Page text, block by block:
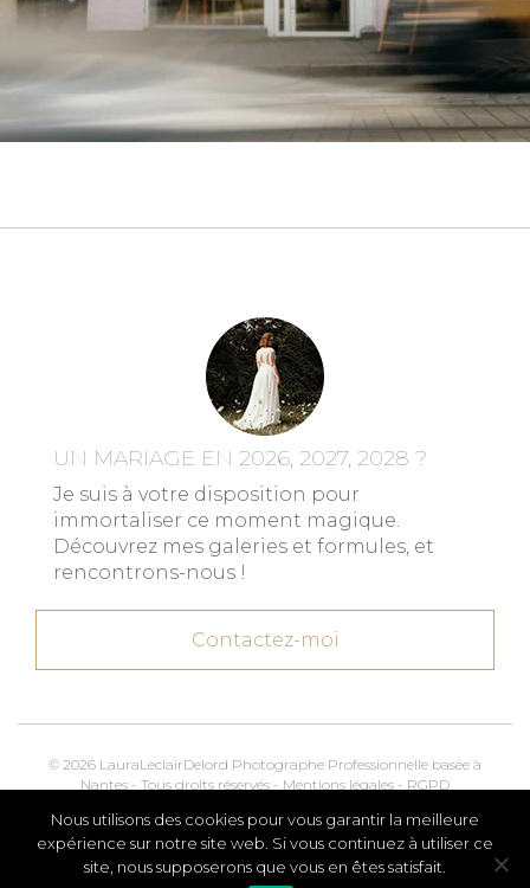
UN MARIAGE EN 2026, 2027, 2028 ?
Je suis à votre disposition pour
immortaliser ce moment magique.
Découvrez mes galeries et formules, et
rencontrons-nous !
Contactez-moi
© 2026 LauraLeclairDelord Photographe Professionnelle basée à
Nantes - Tous droits réservés - Mentions légales - RGPD
Kroox.ioMarketing, Creative & Digital
Nous utilisons des cookies pour vous garantir la meilleure
expérience sur notre site web. Si vous continuez à utiliser ce
site, nous supposerons que vous en êtes satisfait.